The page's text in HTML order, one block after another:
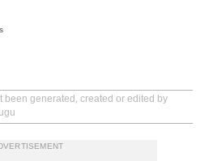
been generated, created or edited by